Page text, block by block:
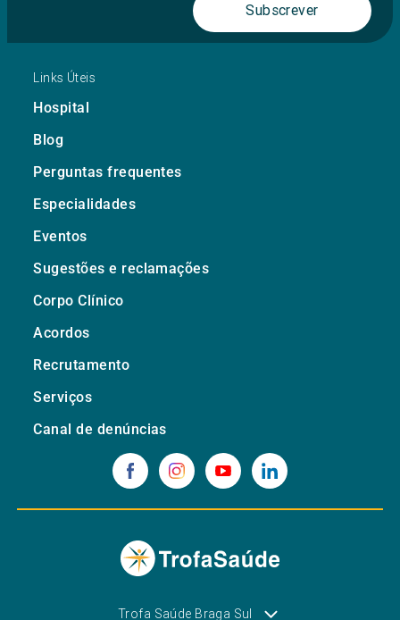
Subscrever
Links Úteis
Hospital
Blog
Perguntas frequentes
Especialidades
Eventos
Sugestões e reclamações
Corpo Clínico
Acordos
Recrutamento
Serviços
Canal de denúncias
Trofa Saúde Braga Sul